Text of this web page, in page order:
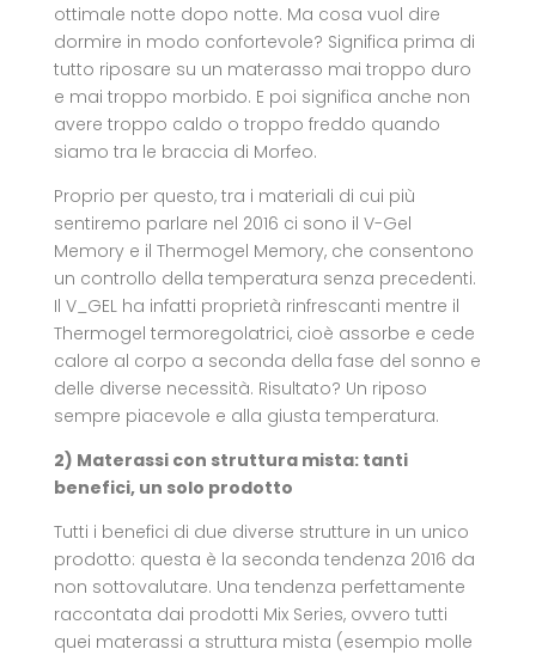
ottimale notte dopo notte. Ma cosa vuol dire
dormire in modo confortevole? Significa prima di
tutto riposare su un materasso mai troppo duro
e mai troppo morbido. E poi significa anche non
avere troppo caldo o troppo freddo quando
siamo tra le braccia di Morfeo.
Proprio per questo, tra i materiali di cui più
sentiremo parlare nel 2016 ci sono il V-Gel
Memory e il Thermogel Memory, che consentono
un controllo della temperatura senza precedenti.
Il V_GEL ha infatti proprietà rinfrescanti mentre il
Thermogel termoregolatrici, cioè assorbe e cede
calore al corpo a seconda della fase del sonno e
delle diverse necessità. Risultato? Un riposo
sempre piacevole e alla giusta temperatura.
2) Materassi con struttura mista: tanti
benefici, un solo prodotto
Tutti i benefici di due diverse strutture in un unico
prodotto: questa è la seconda tendenza 2016 da
non sottovalutare. Una tendenza perfettamente
raccontata dai prodotti Mix Series, ovvero tutti
quei materassi a struttura mista (esempio molle